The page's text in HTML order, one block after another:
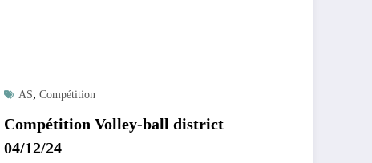
AS, Compétition
Compétition Volley-ball district
04/12/24